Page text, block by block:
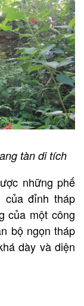
tàn di tích
những phế
của đỉnh tháp
của một công
bộ ngọn tháp
dày và diện